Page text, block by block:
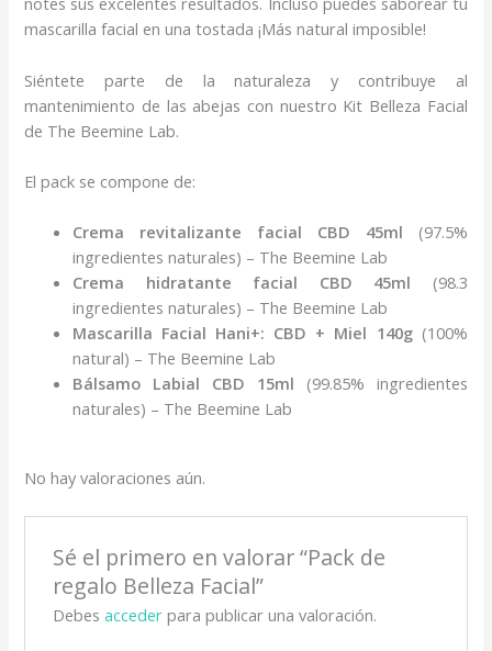
mascarilla facial en una tostada ¡Más natural imposible!
Siéntete parte de la naturaleza y contribuye al
mantenimiento de las abejas con nuestro Kit Belleza Facial
de The Beemine Lab.
El pack se compone de:
Crema revitalizante facial CBD 45ml (97.5%
ingredientes naturales) – The Beemine Lab
Crema hidratante facial CBD 45ml (98.3
ingredientes naturales) – The Beemine Lab
Mascarilla Facial Hani+: CBD + Miel 140g(100%
natural) – The Beemine Lab
Bálsamo Labial CBD 15ml (99.85% ingredientes
naturales) – The Beemine Lab
No hay valoraciones aún.
Sé el primero en valorar “Pack de
regalo Belleza Facial”
Debes accederpara publicar una valoración.